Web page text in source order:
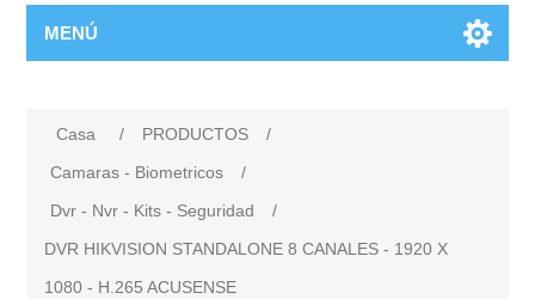
MENÚ
Casa / PRODUCTOS
/
Camaras - Biometricos
/
Dvr - Nvr - Kits - Seguridad
/
DVR HIKVISION STANDALONE 8 CANALES - 1920 X
1080 - H.265 ACUSENSE